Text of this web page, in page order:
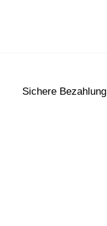
Sichere Bezahlung